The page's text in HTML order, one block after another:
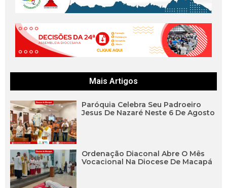
Mais Artigos
Paróquia Celebra Seu Padroeiro
Jesus De Nazaré Neste 6 De Agosto
Ordenação Diaconal Abre O Mês
Vocacional Na Diocese De Macapá